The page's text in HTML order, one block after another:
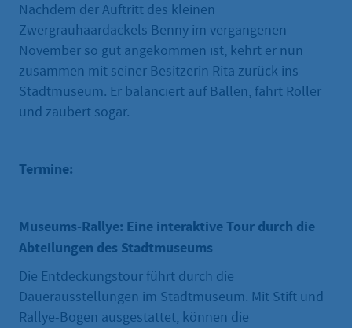
Nachdem der Auftritt des kleinen
Zwergrauhaardackels Benny im vergangenen
November so gut angekommen ist, kehrt er nun
zusammen mit seiner Besitzerin Rita zurück ins
Stadtmuseum. Er balanciert auf Bällen, fährt Roller
und zaubert sogar.
Termine:
Museums-Rallye: Eine interaktive Tour durch die
Abteilungen des Stadtmuseums
Die Entdeckungstour führt durch die
Dauerausstellungen im Stadtmuseum. Mit Stift und
Rallye-Bogen ausgestattet, können die